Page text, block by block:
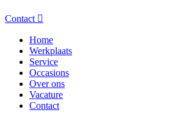
Contact
Home
Werkplaats
Service
Occasions
Over ons
Vacature
Contact